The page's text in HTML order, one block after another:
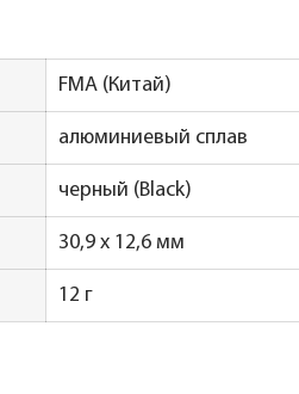
FMA (Китай)
алюминиевый сплав
черный (Black)
30,9 х 12,6 мм
12 г